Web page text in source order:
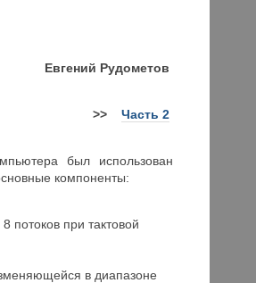
Евгений Рудометов
>> Часть 2
был использован
компоненты:
потоков при тактовой
в диапазоне